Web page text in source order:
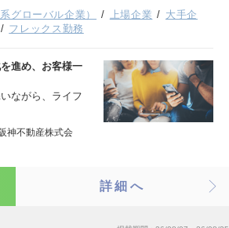
グローバル企業） 上場企業
大手企
フレックス勤務
進め、お客様一
ながら、ライフ
神不動産株式会
詳細へ